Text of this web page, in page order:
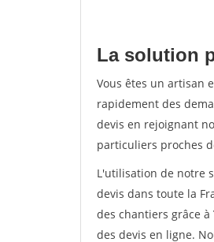
La solution
Vous êtes un artisan
rapidement des
devis en rejoignant
particuliers proches
L'utilisation de notre
devis dans toute la
des chantiers grâce à
des devis en ligne.